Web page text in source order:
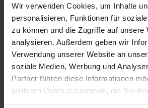
Wir verwenden Cookies, um Inhalte
personalisieren, Funktionen für
zu können und die Zugriffe auf unsere
analysieren. Außerdem geben wir
Verwendung unserer Website an
soziale Medien, Werbung und
Partner führen diese Informationen
weiteren Daten zusammen, die Sie
Wie werden Gender,
„race“ im Kontext internationaler
und besonders im deutschen
weltwärtsnormiert, verhandelt,
eingeschlossen? Diesen bislang
Fragen geht Aljoscha* Sanja Bökle